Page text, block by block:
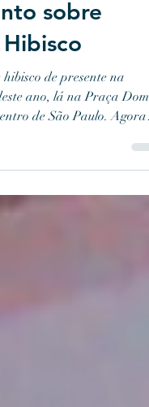
1 min de leitura
sobre
de presente na
ano, lá na Praça Dom